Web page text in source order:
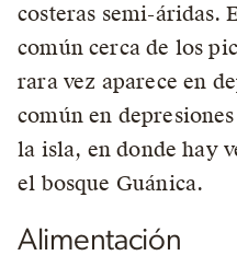
costeras semi-áridas.
común cerca de los
rara vez aparece en
común en
la isla, en donde hay
el bosque Guánica.
Alimentación